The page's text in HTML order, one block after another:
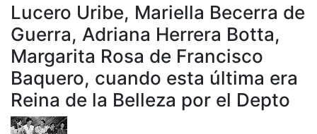
Lucero Uribe, Mariella Becerra de
Guerra, Adriana Herrera Botta,
Margarita Rosa de Francisco
Baquero, cuando esta última era
Reina de la Belleza por el Depto